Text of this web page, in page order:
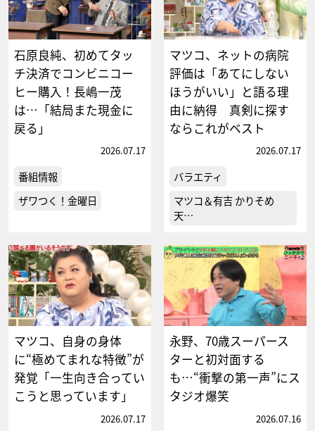
石原良純、初めてタッ
チ決済でコンビニコー
ヒー購入！長嶋一茂
は…「結局また現金に
戻る」
2026.07.17
番組情報
ザワつく！金曜日
マツコ、ネットの病院
評価は「あてにしない
ほうがいい」と語る理
由に納得 真剣に探す
ならこれがベスト
2026.07.17
バラエティ
マツコ＆有吉 かりそめ
天…
マツコ、自身の身体
に“極めてまれな特徴”が
発覚「一生向き合ってい
こうと思っています」
2026.07.17
永野、70歳スーパース
ターと初対面する
も…“衝撃の第一声”にス
タジオ爆笑
2026.07.16